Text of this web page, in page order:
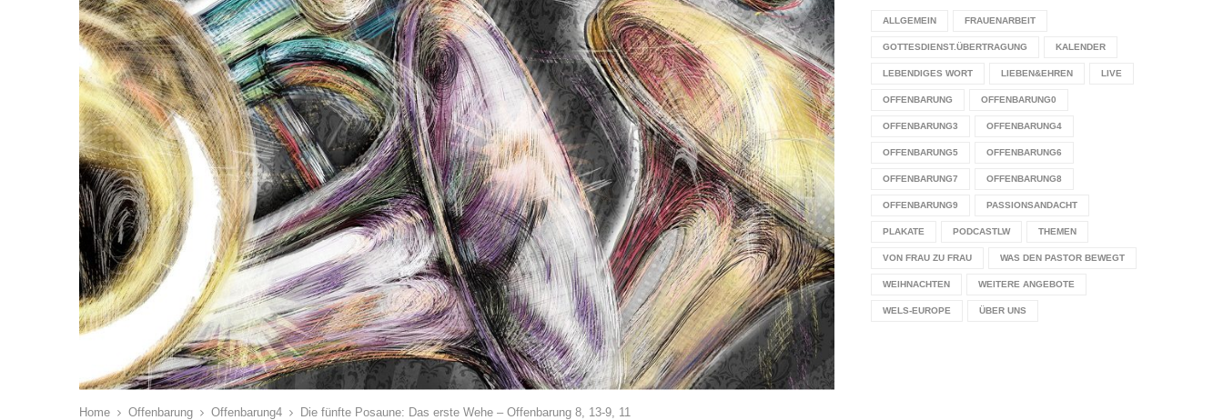
Home Offenbarung Offenbarung4 Die fünfte Posaune: Das erste Wehe – Offenbarung 8, 13-9, 11
ALLGEMEIN FRAUENARBEIT
GOTTESDIENST.ÜBERTRAGUNG KALENDER
LEBENDIGES WORT LIEBEN&EHREN LIVE
OFFENBARUNG OFFENBARUNG0
OFFENBARUNG3 OFFENBARUNG4
OFFENBARUNG5 OFFENBARUNG6
OFFENBARUNG7 OFFENBARUNG8
OFFENBARUNG9 PASSIONSANDACHT
PLAKATE PODCASTLW THEMEN
VON FRAU ZU FRAU WAS DEN PASTOR BEWEGT
WEIHNACHTEN WEITERE ANGEBOTE
WELS-EUROPE ÜBER UNS